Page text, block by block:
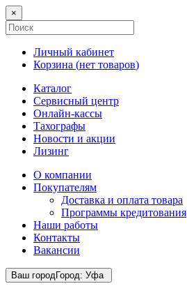
×
Личный кабинет
Корзина (нет товаров)
Каталог
Сервисный центр
Онлайн-кассы
Тахографы
Новости и акции
Лизинг
О компании
Покупателям
Доставка и оплата товара
Программы кредитования
Наши работы
Контакты
Вакансии
Ваш городГород: Уфа